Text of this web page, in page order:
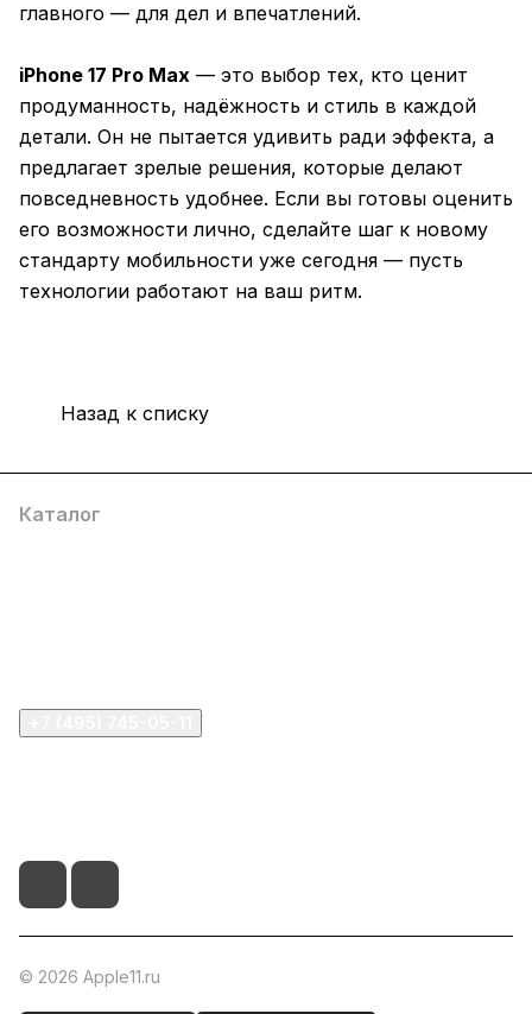
главного — для дел и впечатлений.
iPhone 17 Pro Max — это выбор тех, кто ценит
продуманность, надёжность и стиль в каждой
детали. Он не пытается удивить ради эффекта, а
предлагает зрелые решения, которые делают
повседневность удобнее. Если вы готовы оценить
его возможности лично, сделайте шаг к новому
стандарту мобильности уже сегодня — пусть
технологии работают на ваш ритм.
Назад к списку
Каталог
© 2026 Apple11.ru